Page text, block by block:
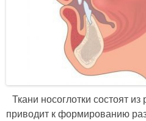
Ткани носоглотки состоят из
приводит к формированию